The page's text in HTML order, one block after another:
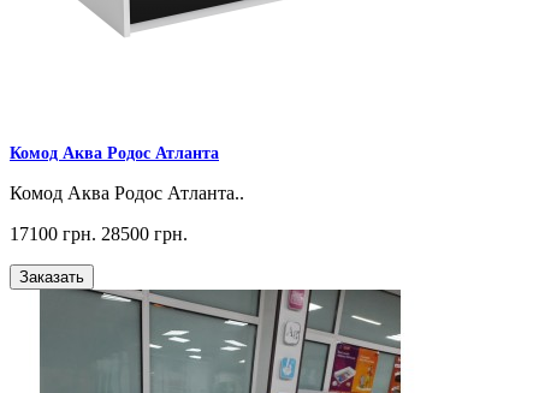
Комод Аква Родос Атланта
Комод Аква Родос Атланта..
17100 грн. 28500 грн.
Заказать